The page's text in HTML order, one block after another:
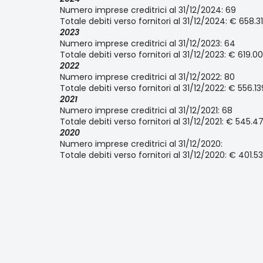
Numero imprese creditrici al 31/12/2024: 69
Totale debiti verso fornitori al 31/12/2024: €
2023
Numero imprese creditrici al 31/12/2023: 64
Totale debiti verso fornitori al 31/12/2023: €
2022
Numero imprese creditrici al 31/12/2022: 80
Totale debiti verso fornitori al 31/12/2022: €
2021
Numero imprese creditrici al 31/12/2021: 68
Totale debiti verso fornitori al 31/12/2021: €
2020
Numero imprese creditrici al 31/12/2020:
Totale debiti verso fornitori al 31/12/2020: €